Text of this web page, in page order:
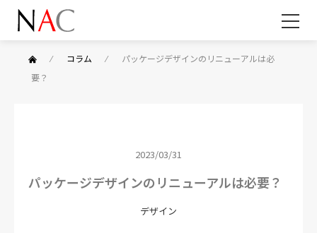
⁄ コラム ⁄
パッケージデザインのリニューアルは必
要？
2023/03/31
パッケージデザインのリニューアルは必要？
デザイン